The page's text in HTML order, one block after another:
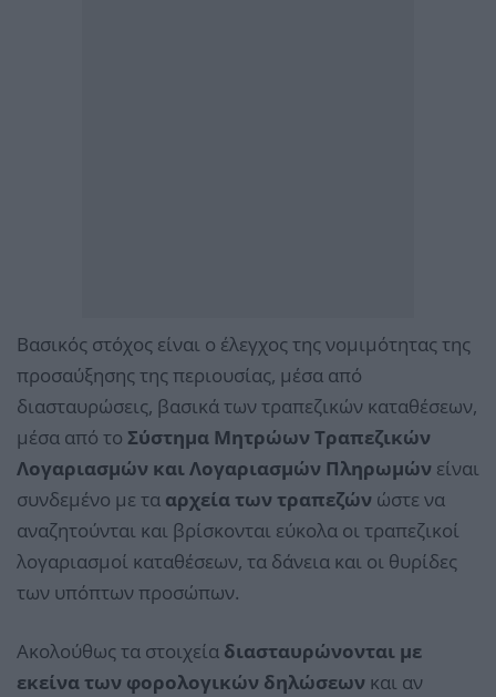
Βασικός στόχος είναι ο έλεγχος της νομιμότητας της
προσαύξησης της περιουσίας, μέσα από
διασταυρώσεις, βασικά των τραπεζικών καταθέσεων,
μέσα από το Σύστημα Μητρώων Τραπεζικών
Λογαριασμών και Λογαριασμών Πληρωμών είναι
συνδεμένο με τα αρχεία των τραπεζών ώστε να
αναζητούνται και βρίσκονται εύκολα οι τραπεζικοί
λογαριασμοί καταθέσεων, τα δάνεια και οι θυρίδες
των υπόπτων προσώπων.
Ακολούθως τα στοιχεία διασταυρώνονται με
εκείνα των φορολογικών δηλώσεων και αν